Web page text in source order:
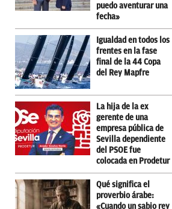
puedo aventurar una
fecha»
Igualdad en todos los
frentes en la fase
final de la 44 Copa
del Rey Mapfre
La hija de la ex
gerente de una
empresa pública de
Sevilla dependiente
del PSOE fue
colocada en Prodetur
Qué significa el
proverbio árabe:
«Cuando un sabio rey